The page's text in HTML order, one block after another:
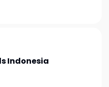
Indonesia